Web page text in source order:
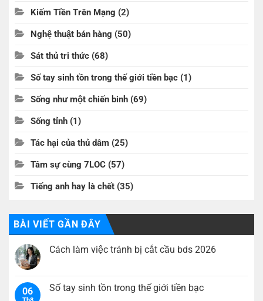
Kiếm Tiền Trên Mạng (2)
Nghệ thuật bán hàng (50)
Sát thủ tri thức (68)
Số tay sinh tồn trong thế giới tiền bạc (1)
Sống như một chiến binh (69)
Sống tỉnh (1)
Tác hại của thủ dâm (25)
Tâm sự cùng 7LOC (57)
Tiếng anh hay là chết (35)
BÀI VIẾT GẦN ĐÂY
Cách làm việc tránh bị cắt cầu bds 2026
luận
ở
06 Số tay sinh tồn trong thế giới tiền bạc